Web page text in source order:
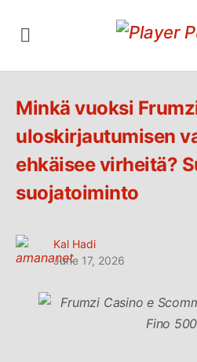
Minkä vuoksi
uloskirjautumisen
ehkäisee virheitä?
suojatoiminto
Kal Hadi
June 17, 2026